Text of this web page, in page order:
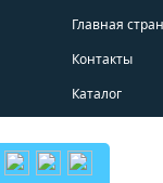
Главная
Контакты
Каталог